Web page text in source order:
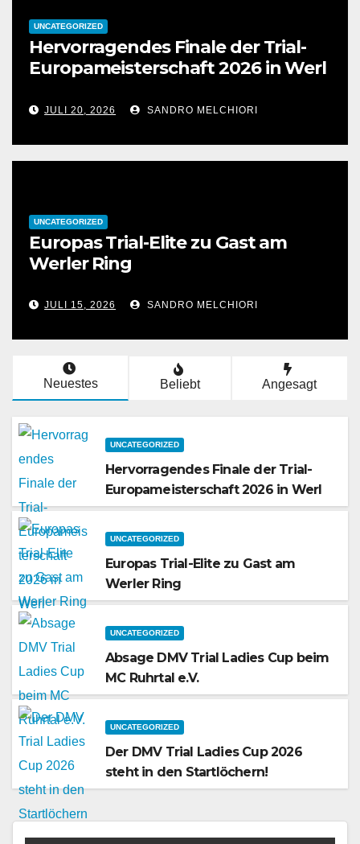
UNCATEGORIZED
Hervorragendes Finale der Trial-
Europameisterschaft 2026 in Werl
JULI 20, 2026 SANDRO MELCHIORI
UNCATEGORIZED
Europas Trial-Elite zu Gast am
Werler Ring
JULI 15, 2026 SANDRO MELCHIORI
Neuestes Beliebt Angesagt
UNCATEGORIZED
Hervorragendes Finale der Trial-
Europameisterschaft 2026 in Werl
UNCATEGORIZED
Europas Trial-Elite zu Gast am
Werler Ring
UNCATEGORIZED
Absage DMV Trial Ladies Cup beim
MC Ruhrtal e.V.
UNCATEGORIZED
Der DMV Trial Ladies Cup 2026
steht in den Startlöchern!